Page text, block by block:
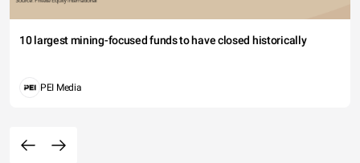
10 largest mining-focused funds to have closed historically
PEI Media